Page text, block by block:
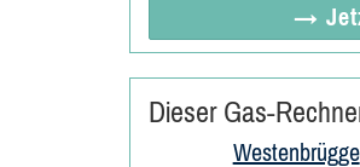
→
Dieser Gas-
Westenbrügge